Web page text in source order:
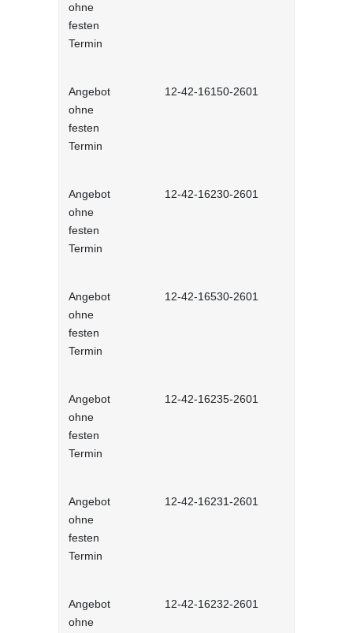
ohne
festen
Termin
Angebot
ohne
festen
Termin
12-42-16150-2601
Angebot
ohne
festen
Termin
12-42-16230-2601
Angebot
ohne
festen
Termin
12-42-16530-2601
Angebot
ohne
festen
Termin
12-42-16235-2601
Angebot
ohne
festen
Termin
12-42-16231-2601
Angebot
ohne
12-42-16232-2601